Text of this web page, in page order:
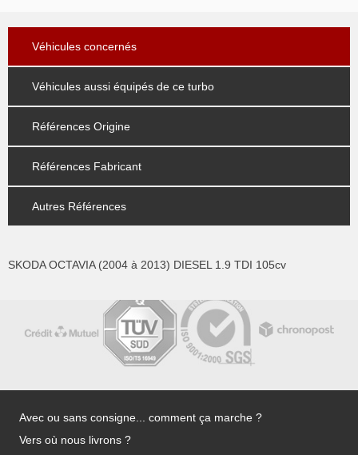
Véhicules concernés
Véhicules aussi équipés de ce turbo
Références Origine
Références Fabricant
Autres Références
SKODA OCTAVIA (2004 à 2013) DIESEL 1.9 TDI 105cv
Avec ou sans consigne... comment ça marche ?
Vers où nous livrons ?